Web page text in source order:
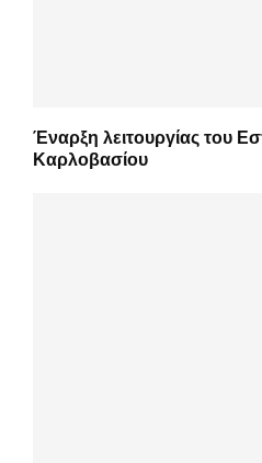
Έναρξη λειτουργίας του
Καρλοβασίου